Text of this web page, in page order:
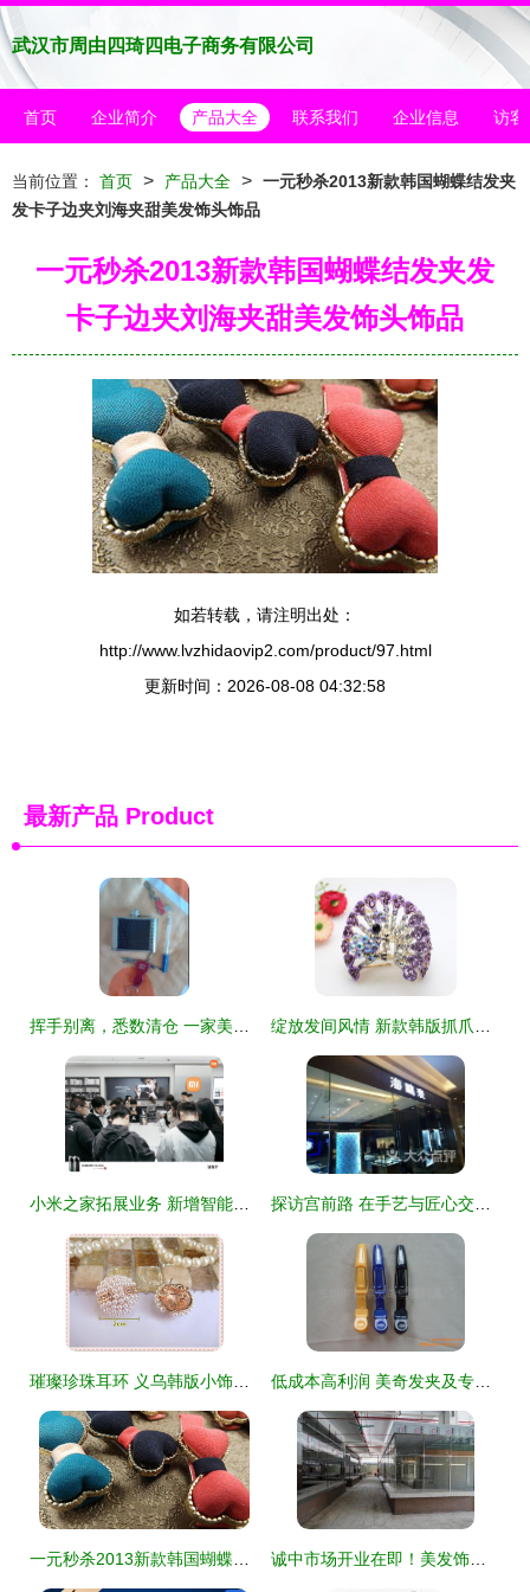
武汉市周由四琦四电子商务有限公司
首页 企业简介 产品大全 联系我们 企业信息 访客
当前位置： 首页 > 产品大全 > 一元秒杀2013新款韩国蝴蝶结发夹
发卡子边夹刘海夹甜美发饰头饰品
一元秒杀2013新款韩国蝴蝶结发夹发
卡子边夹刘海夹甜美发饰头饰品
如若转载，请注明出处：
http://www.lvzhidaovip2.com/product/97.html
更新时间：2026-08-08 04:32:58
最新产品 Product